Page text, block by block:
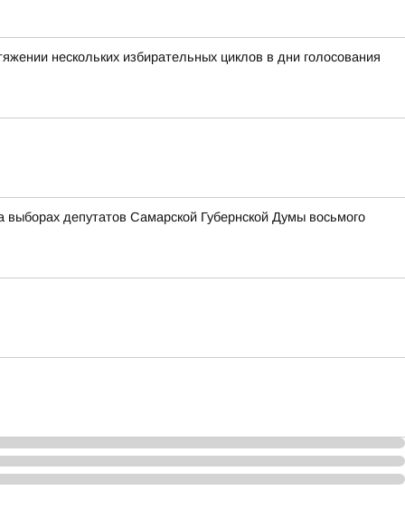
нескольких избирательных циклов в дни голосования
выборах депутатов Самарской Губернской Думы восьмого